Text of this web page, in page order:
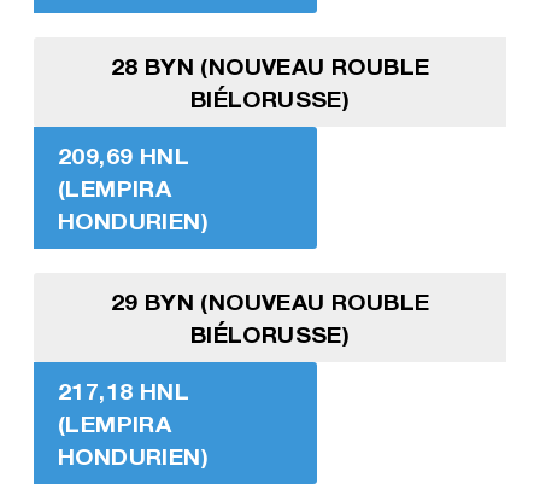
28 BYN (NOUVEAU ROUBLE
BIÉLORUSSE)
209,69 HNL
(LEMPIRA
HONDURIEN)
29 BYN (NOUVEAU ROUBLE
BIÉLORUSSE)
217,18 HNL
(LEMPIRA
HONDURIEN)